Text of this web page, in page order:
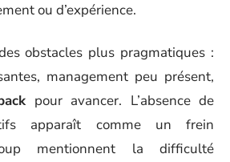
ou d’expérience.
obstacles plus pragmatiques :
management peu présent,
pour avancer. L’absence de
apparaît comme un frein
mentionnent la difficulté